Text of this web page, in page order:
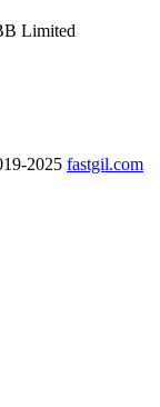
Limited
2025 fastgil.com